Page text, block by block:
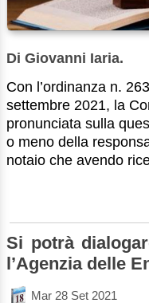
Di Giovanni Iaria.
Con l’ordinanza n.
settembre 2021, la
pronunciata sulla
o meno della
notaio che avendo
Si potrà
l’Agenzia delle
Mar 28 Set 2021